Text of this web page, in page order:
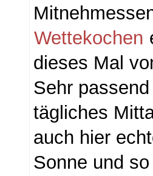
Wettekochen
dieses Mal
Sehr
tägliches
auch hier
Sonne und